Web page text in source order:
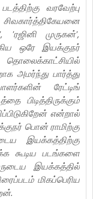
வரவேற்பு
'ரஜினி முருகன்',
ஒரே இயக்குநர்
அமர்ந்து பார்த்து
ரேட்டிங்
பிடித்திருக்கும்
என்றால்
பொன் ராமிற்கு
இயக்கத்திற்கு
கூடிய படங்களை
இயக்கத்தில்
மிகப்பெரிய